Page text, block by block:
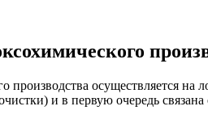
производства осуществляется
и в первую очередь